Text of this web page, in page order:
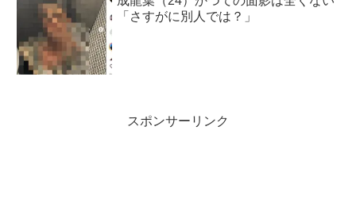
「さすがに別人では？」
スポンサーリンク